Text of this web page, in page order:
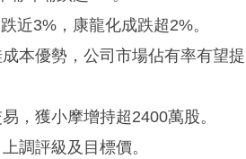
近3%，康龍化成跌超2%。
本優勢，公司市場佔有率有望提
，獲小摩增持超2400萬股。
調評級及目標價。